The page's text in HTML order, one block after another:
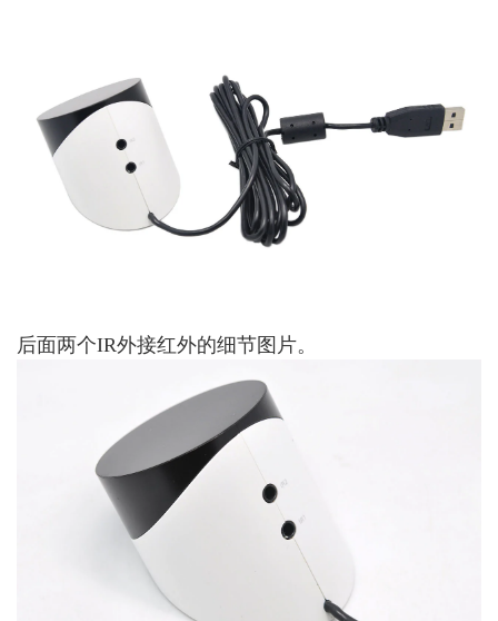
后面两个IR外接红外的细节图片。